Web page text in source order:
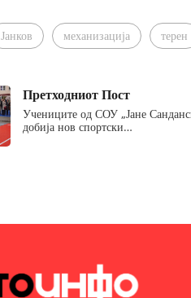
Јанков механизација терен
Претходниот Пост
Учениците од СОУ „Јане
добија нов спортски…